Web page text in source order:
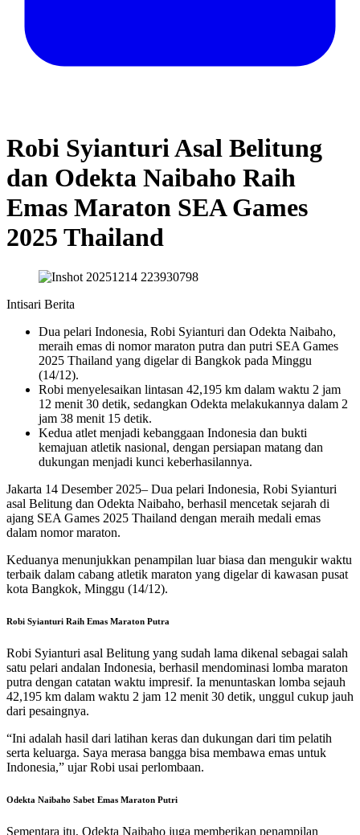
Robi Syianturi Asal Belitung
dan Odekta Naibaho Raih
Emas Maraton SEA Games
2025 Thailand
Intisari Berita
Dua pelari Indonesia, Robi Syianturi dan Odekta Naibaho,
meraih emas di nomor maraton putra dan putri SEA Games
2025 Thailand yang digelar di Bangkok pada Minggu
(14/12).
Robi menyelesaikan lintasan 42,195 km dalam waktu 2 jam
12 menit 30 detik, sedangkan Odekta melakukannya dalam 2
jam 38 menit 15 detik.
Kedua atlet menjadi kebanggaan Indonesia dan bukti
kemajuan atletik nasional, dengan persiapan matang dan
dukungan menjadi kunci keberhasilannya.
Jakarta 14 Desember 2025– Dua pelari Indonesia, Robi Syianturi
asal Belitung dan Odekta Naibaho, berhasil mencetak sejarah di
ajang SEA Games 2025 Thailand dengan meraih medali emas
dalam nomor maraton.
Keduanya menunjukkan penampilan luar biasa dan mengukir waktu
terbaik dalam cabang atletik maraton yang digelar di kawasan pusat
kota Bangkok, Minggu (14/12).
Robi Syianturi Raih Emas Maraton Putra
Robi Syianturi asal Belitung yang sudah lama dikenal sebagai salah
satu pelari andalan Indonesia, berhasil mendominasi lomba maraton
putra dengan catatan waktu impresif. Ia menuntaskan lomba sejauh
42,195 km dalam waktu 2 jam 12 menit 30 detik, unggul cukup jauh
dari pesaingnya.
“Ini adalah hasil dari latihan keras dan dukungan dari tim pelatih
serta keluarga. Saya merasa bangga bisa membawa emas untuk
Indonesia,” ujar Robi usai perlombaan.
Odekta Naibaho Sabet Emas Maraton Putri
Sementara itu, Odekta Naibaho juga memberikan penampilan